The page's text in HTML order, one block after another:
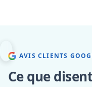
AVIS CLIENTS
Ce que